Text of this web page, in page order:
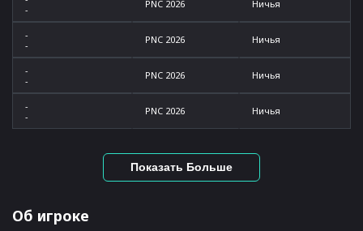
-
PNC 2026 Ничья
-
-
PNC 2026 Ничья
-
-
PNC 2026 Ничья
-
-
PNC 2026 Ничья
Показать Больше
Об игроке